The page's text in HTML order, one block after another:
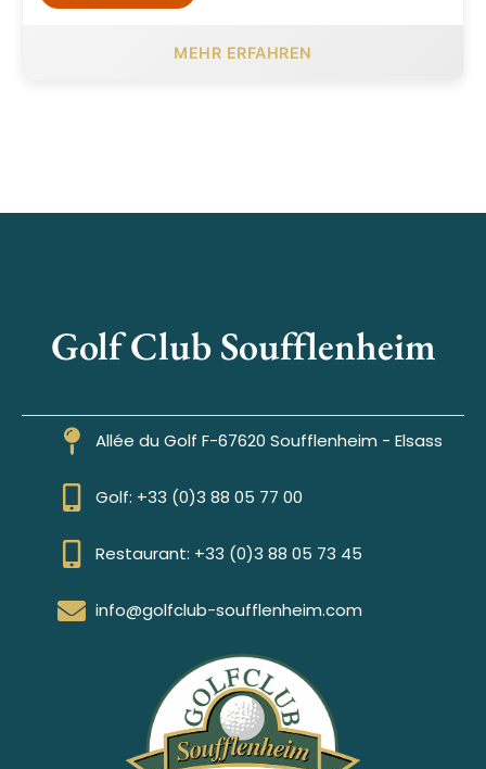
MEHR ERFAHREN
Golf Club Soufflenheim
Allée du Golf F-67620 Soufflenheim - Elsass
Golf: +33 (0)3 88 05 77 00
Restaurant: +33 (0)3 88 05 73 45
info@golfclub-soufflenheim.com